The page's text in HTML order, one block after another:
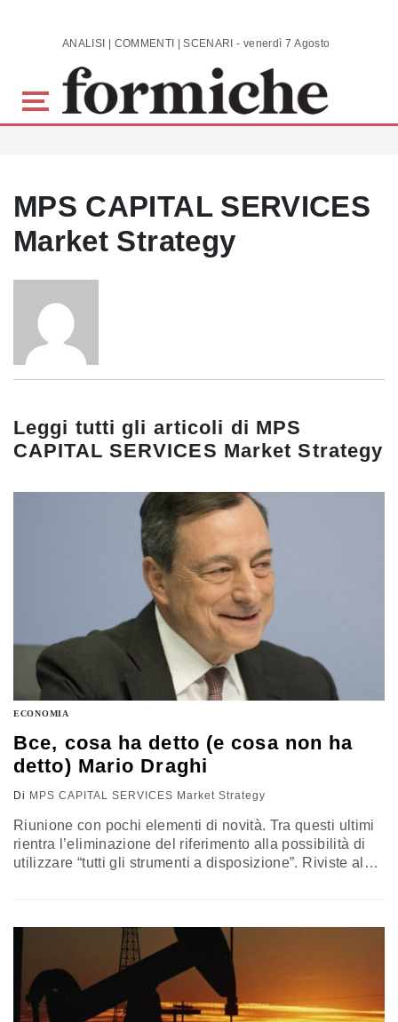
Skip to main content ANALISI | COMMENTI | SCENARI - venerdì 7 Agosto 2026
MPS CAPITAL SERVICES
Market Strategy
Leggi tutti gli articoli di MPS
CAPITAL SERVICES Market Strategy
ECONOMIA
Bce, cosa ha detto (e cosa non ha
detto) Mario Draghi
Di MPS CAPITAL SERVICES Market Strategy
Riunione con pochi elementi di novità. Tra questi ultimi
rientra l’eliminazione del riferimento alla possibilità di
utilizzare “tutti gli strumenti a disposizione”. Riviste al
principalmente del mancato rialzo dei salari.…